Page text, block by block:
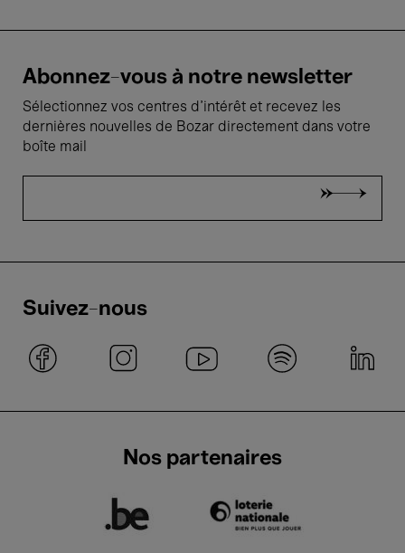
Abonnez-vous à notre newsletter
Sélectionnez vos centres d'intérêt et recevez les
dernières nouvelles de Bozar directement dans votre
boîte mail
Suivez-nous
Nos partenaires